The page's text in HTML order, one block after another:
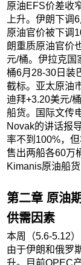
原油EFS价差收
上升。伊朗下
原油官价被下调
朗重质原油官价
元/桶。伊拉克国
桶6月28-30日装
截标。亚太原油
迪拜+3.20美元/
船货。国际文传
Novak的讲话报
率不到100%，
售出两船各60万
Kimanis原油船
第二章 原油
供需因素
本周（5.6-5.12
由于伊朗和俄罗